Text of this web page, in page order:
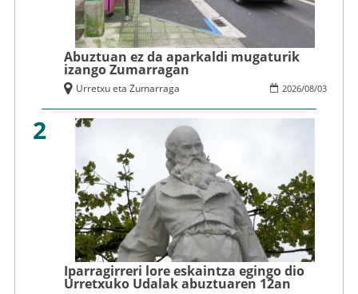
Abuztuan ez da aparkaldi mugaturik
izango Zumarragan
2026/08/03
Urretxu eta Zumarraga
2
Iparragirreri lore eskaintza egingo dio
Urretxuko Udalak abuztuaren 12an